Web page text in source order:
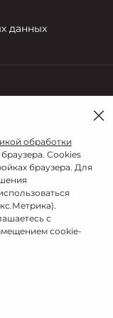
которое не
и
и/или не
после замены
расходы,
и
как
топлива,
углов
расход
данных
обработки
Cookies
браузера. Для
с
cookie-